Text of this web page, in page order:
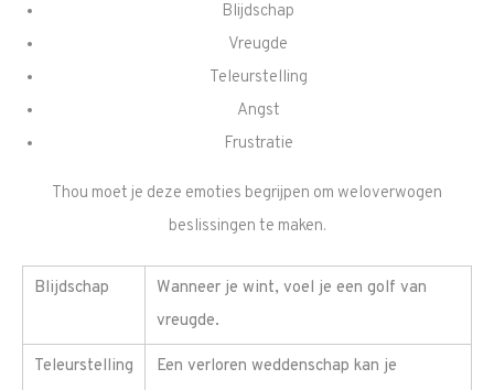
Blijdschap
Vreugde
Teleurstelling
Angst
Frustratie
Thou moet je deze emoties begrijpen om weloverwogen
beslissingen te maken.
Blijdschap
Wanneer je wint, voel je een golf van
vreugde.
Teleurstelling
Een verloren weddenschap kan je